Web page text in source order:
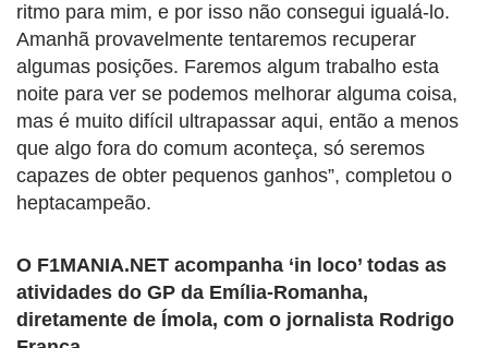
ritmo para mim, e por isso não consegui igualá-lo.
Amanhã provavelmente tentaremos recuperar
algumas posições. Faremos algum trabalho esta
noite para ver se podemos melhorar alguma coisa,
mas é muito difícil ultrapassar aqui, então a menos
que algo fora do comum aconteça, só seremos
capazes de obter pequenos ganhos”, completou o
heptacampeão.
O F1MANIA.NET acompanha ‘in loco’ todas as
atividades do GP da Emília-Romanha,
diretamente de Ímola, com o jornalista Rodrigo